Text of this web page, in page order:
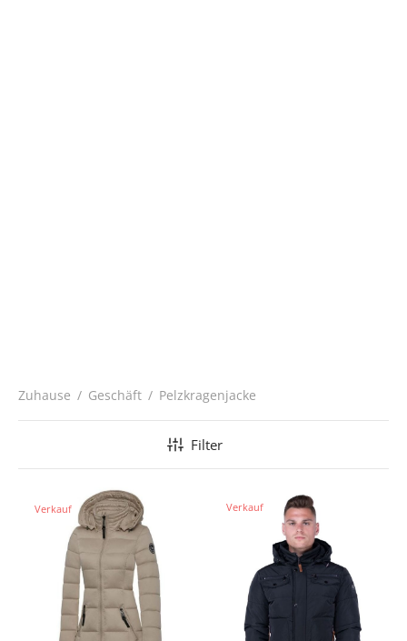
Zuhause / Geschäft / Pelzkragenjacke
Filter
Verkauf Verkauf